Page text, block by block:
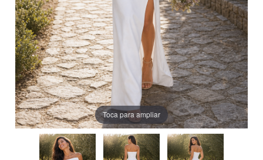
Toca para ampliar